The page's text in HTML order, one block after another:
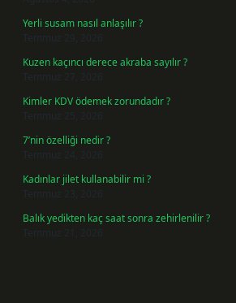
Yerli susam nasıl anlaşılır ?
Temmuz 29, 2026
Kuzen kaçıncı derece akraba sayılır ?
Temmuz 27, 2026
Kimler KDV ödemek zorundadır ?
Temmuz 25, 2026
7’nin özelliği nedir ?
Temmuz 24, 2026
Kadınlar jilet kullanabilir mi ?
Temmuz 23, 2026
Balık yedikten kaç saat sonra zehirlenilir ?
Temmuz 21, 2026